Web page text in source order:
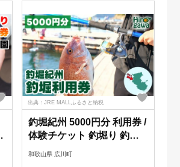
出典：JRE MALLふるさと納税
釣堀紀州 5000円分 利用券 /
体験チケット 釣堀り 釣り
堀 釣り堀り 和歌山 近畿
和歌山県 広川町